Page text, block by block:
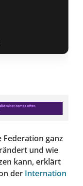
ganz
und wie
kann, erklärt
der Internation